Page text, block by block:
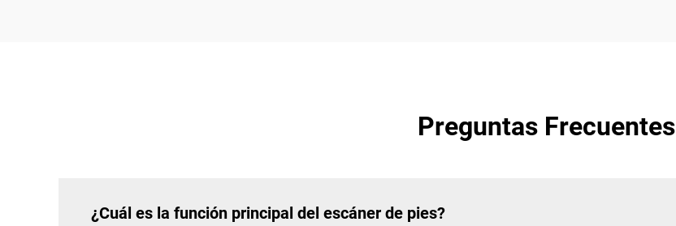
Preguntas Frecuentes
¿Cuál es la función principal del escáner de pies?